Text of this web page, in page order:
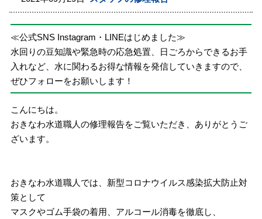
≪公式SNS Instagram・LINEはじめました≫
水回りの豆知識や緊急時の応急処置、日ごろからできるお手
入れなど、水に関わるお得な情報を発信していきますので、
ぜひフォローをお願いします！
こんにちは。
おきなわ水道職人の修理報告をご覧いただき、ありがとうご
ざいます。
おきなわ水道職人では、新型コロナウイルス感染拡大防止対
策として
マスクやゴム手袋の着用、アルコール消毒を徹底し、